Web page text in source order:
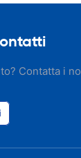
Contatta i